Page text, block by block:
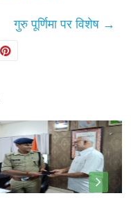
गुरु पूर्णिमा पर विशेष →